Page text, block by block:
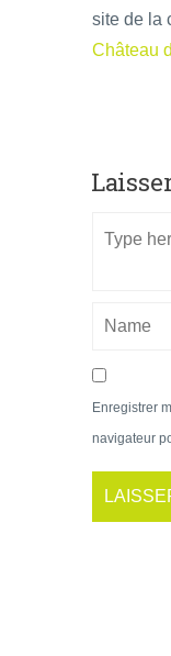
site de la
Château
Enregistrer
navigateur